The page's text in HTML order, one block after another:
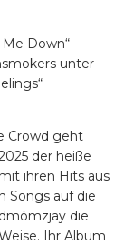
Me Down“
unter
Crowd geht
der heiße
ihren Hits aus
Songs auf die
die
Ihr Album